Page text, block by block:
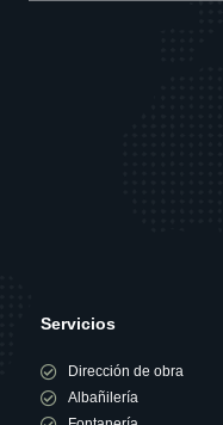
Servicios
Dirección de obra
Albañilería